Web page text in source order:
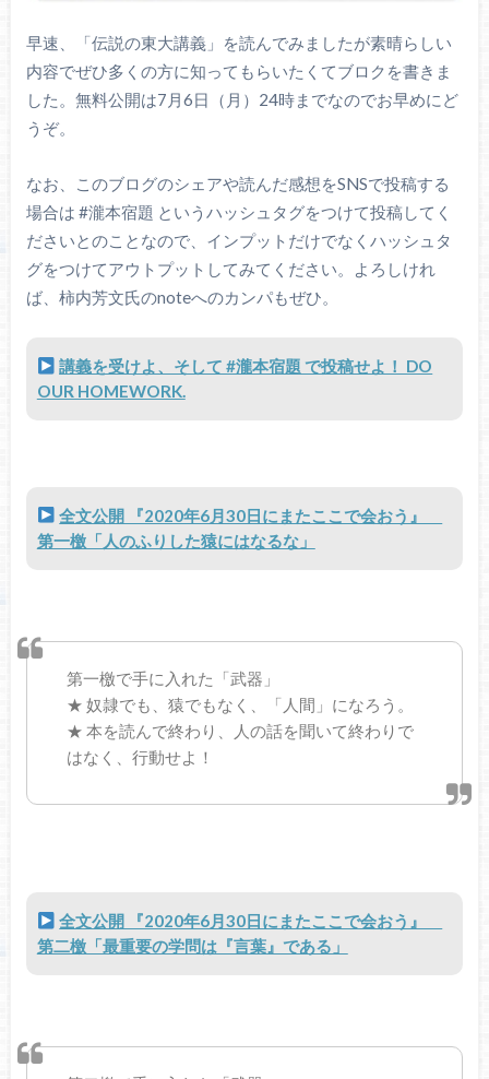
早速、「伝説の東大講義」を読んでみましたが素晴らしい
内容でぜひ多くの方に知ってもらいたくてブロクを書きま
した。無料公開は7月6日（月）24時までなのでお早めにど
うぞ。
なお、このブログのシェアや読んだ感想をSNSで投稿する
場合は #瀧本宿題 というハッシュタグをつけて投稿してく
ださいとのことなので、インプットだけでなくハッシュタ
グをつけてアウトプットしてみてください。よろしけれ
ば、柿内芳文氏のnoteへのカンパもぜひ。
講義を受けよ、そして #瀧本宿題 で投稿せよ！ DO
OUR HOMEWORK.
全文公開 『2020年6月30日にまたここで会おう』
第一檄「人のふりした猿にはなるな」
第一檄で手に入れた「武器」
★ 奴隷でも、猿でもなく、「人間」になろう。
★ 本を読んで終わり、人の話を聞いて終わりで
はなく、行動せよ！
全文公開 『2020年6月30日にまたここで会おう』
第二檄「最重要の学問は『言葉』である」